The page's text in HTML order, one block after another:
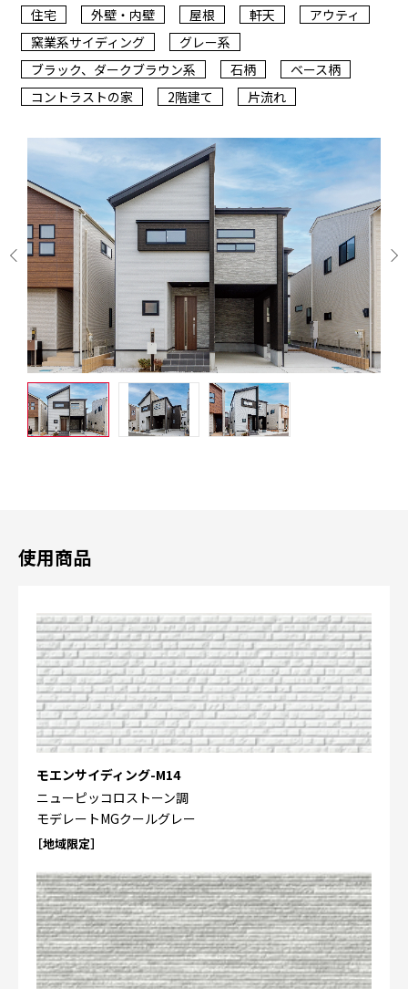
住宅
外壁・内壁 屋根 軒天
アウティ
窯業系サイディング
グレー系
ブラック、ダークブラウン系
石柄
ベース柄
コントラストの家
2階建て 片流れ
使用商品
モエンサイディング-M14
ニューピッコロストーン調
モデレートMGクールグレー
［地域限定］